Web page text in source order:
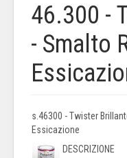
46.300 -
- Smalto
s.46300 - Twister
Essicazione
DESCRIZIONE